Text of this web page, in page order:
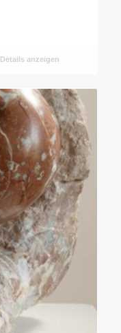
Details anzeigen